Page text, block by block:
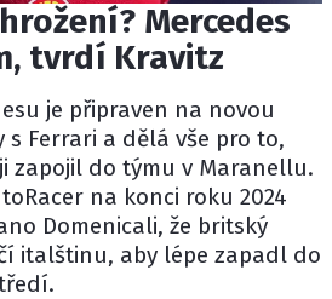
Mercedes
tvrdí Kravitz
je připraven na novou
Ferrari a dělá vše pro to,
zapojil do týmu v Maranellu.
na konci roku 2024
Domenicali, že britský
italštinu, aby lépe zapadl do